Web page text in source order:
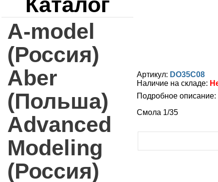
A-model
(Россия)
Aber
(Польша)
Advanced
Modeling
(Россия)
Артикул: DO35C08
Наличие на складе:
Подробное описание:
Смола 1/35